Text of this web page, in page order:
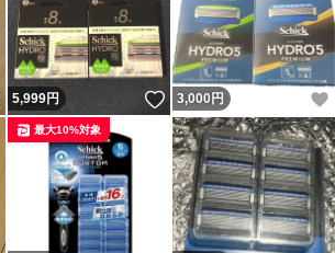
いいね！
5,999円 いいね！
3,000 円
最大10%対象